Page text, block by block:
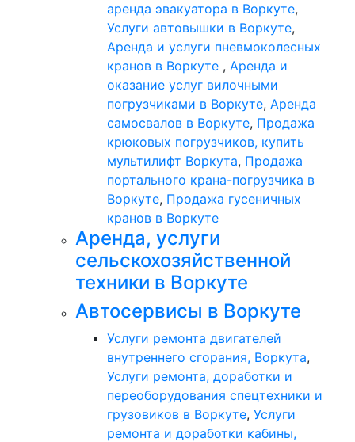
аренда эвакуатора в Воркуте,
Услуги автовышки в Воркуте,
Аренда и услуги пневмоколесных
кранов в Воркуте , Аренда и
оказание услуг вилочными
погрузчиками в Воркуте, Аренда
самосвалов в Воркуте, Продажа
крюковых погрузчиков, купить
мультилифт Воркута, Продажа
портального крана-погрузчика в
Воркуте, Продажа гусеничных
кранов в Воркуте
Аренда, услуги
сельскохозяйственной
техники в Воркуте
Автосервисы в Воркуте
Услуги ремонта двигателей
внутреннего сгорания, Воркута,
Услуги ремонта, доработки и
переоборудования спецтехники и
грузовиков в Воркуте, Услуги
ремонта и доработки кабины,